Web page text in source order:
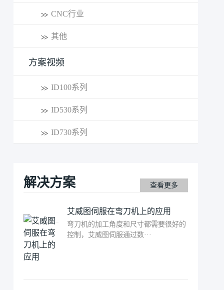
CNC行业
其他
方案视频
ID100系列
ID530系列
ID730系列
解决方案 查看更多
艾威图伺服在弯刀机上的应用
弯刀机的加工角度和尺寸都需要很好的
控制，艾威图伺服通过数···